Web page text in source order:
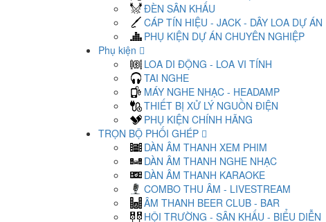
ĐÈN SÂN KHẤU
CÁP TÍN HIỆU - JACK - DÂY LOA DỰ ÁN
PHỤ KIỆN DỰ ÁN CHUYÊN NGHIỆP
Phụ kiện
LOA DI ĐỘNG - LOA VI TÍNH
TAI NGHE
MÁY NGHE NHẠC - HEADAMP
THIẾT BỊ XỬ LÝ NGUỒN ĐIỆN
PHỤ KIỆN CHÍNH HÃNG
TRỌN BỘ PHỐI GHÉP
DÀN ÂM THANH XEM PHIM
DÀN ÂM THANH NGHE NHẠC
DÀN ÂM THANH KARAOKE
COMBO THU ÂM - LIVESTREAM
ÂM THANH BEER CLUB - BAR
HỘI TRƯỜNG - SÂN KHẤU - BIỂU DIỄN